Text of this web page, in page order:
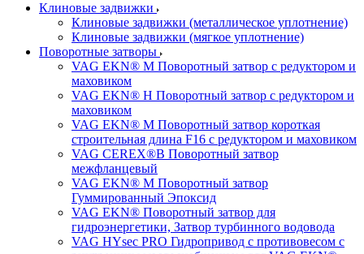
Клиновые задвижки
Клиновые задвижки (металлическое уплотнение)
Клиновые задвижки (мягкое уплотнение)
Поворотные затворы
VAG EKN® M Поворотный затвор с редуктором и
маховиком
VAG EKN® H Поворотный затвор с редуктором и
маховиком
VAG EKN® M Поворотный затвор короткая
строительная длина F16 с редуктором и маховиком
VAG CEREX®B Поворотный затвор
межфланцевый
VAG EKN® M Поворотный затвор
Гуммированный Эпоксид
VAG EKN® Поворотный затвор для
гидроэнергетики, Затвор турбинного водовода
VAG HYsec PRO Гидропривод с противовесом с